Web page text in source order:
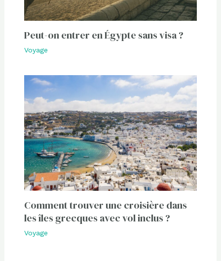
Peut-on entrer en Égypte sans visa ?
Voyage
Comment trouver une croisière dans
les îles grecques avec vol inclus ?
Voyage